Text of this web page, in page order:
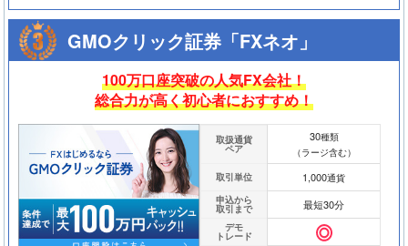
GMOクリック証券「FXネオ」
100万口座突破の人気FX会社！
総合力が高く初心者におすすめ！
取扱通貨
ペア
30種類
（ラージ含む）
取引単位
1,000通貨
申込から
取引まで 最短30分
デモ
トレード